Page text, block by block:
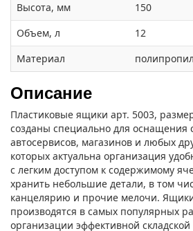
Высота, мм
150
Объем, л
12
Материал
Описание
Пластиковые ящики арт. 5003,
созданы специально для оснащения
автосервисов, магазинов и любых
которых актуальна организация
с легким доступом к содержимому
хранить небольшие детали, в том
канцелярию и прочие мелочи.
производятся в самых популярных
организации эффективной